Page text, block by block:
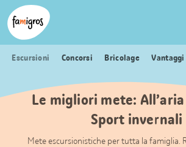
Navigazione
segnalibri
Header
Logo
Escursioni Concorsi Bricolage Vantaggi
Le migliori mete:
Sport invernali
Mete escursionistiche per tutta la famiglia.